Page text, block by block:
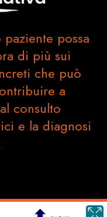
possa
di più sui
che può
a
consulto
e la diagnosi